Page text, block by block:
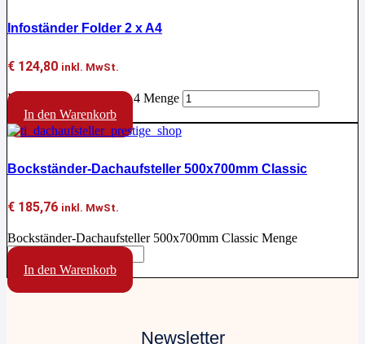
Infoständer Folder 2 x A4
€ 124,80 inkl. MwSt.
Infoständer Folder 2 x A4 Menge
In den Warenkorb
Bockständer-Dachaufsteller 500x700mm Classic
€ 185,76 inkl. MwSt.
Bockständer-Dachaufsteller 500x700mm Classic Menge
In den Warenkorb
Newsletter